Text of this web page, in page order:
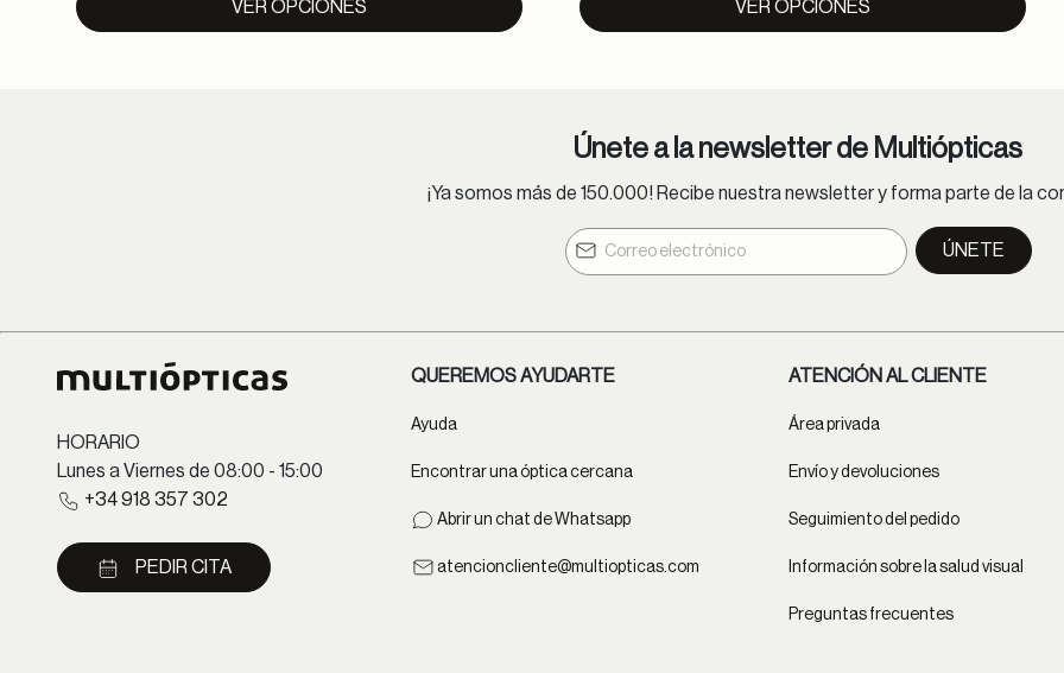
VER OPCIONES VER OPCIONES
Únete a la newsletter de Multiópticas
¡Ya somos más de 150.000! Recibe nuestra newsletter y forma parte de la
ÚNETE
HORARIO
Lunes a Viernes de 08:00 - 15:00
+34 918 357 302
PEDIR CITA
QUEREMOS AYUDARTE
Ayuda
Encontrar una óptica cercana
Abrir un chat de Whatsapp
atencioncliente@multiopticas.com
ATENCIÓN AL CLIENTE
Área privada
Envío y devoluciones
Seguimiento del pedido
Información sobre la salud visual
Preguntas frecuentes